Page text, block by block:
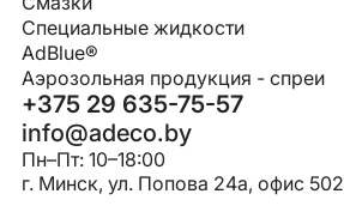
Специальные жидкости
AdBlue®
Аэрозольная продукция - спреи
+375 29 635-75-57
info@adeco.by
Пн–Пт: 10–18:00
г. Минск, ул. Попова 24a, офис 502